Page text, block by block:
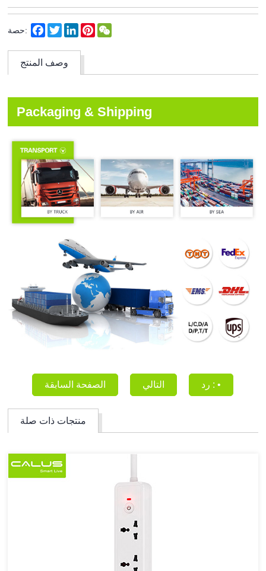
حصة: Facebook
TwitterLinkedInPinterest
وصف المنتج
Packaging & Shipping
الصفحة السابقة التالي رد : •
منتجات ذات صلة